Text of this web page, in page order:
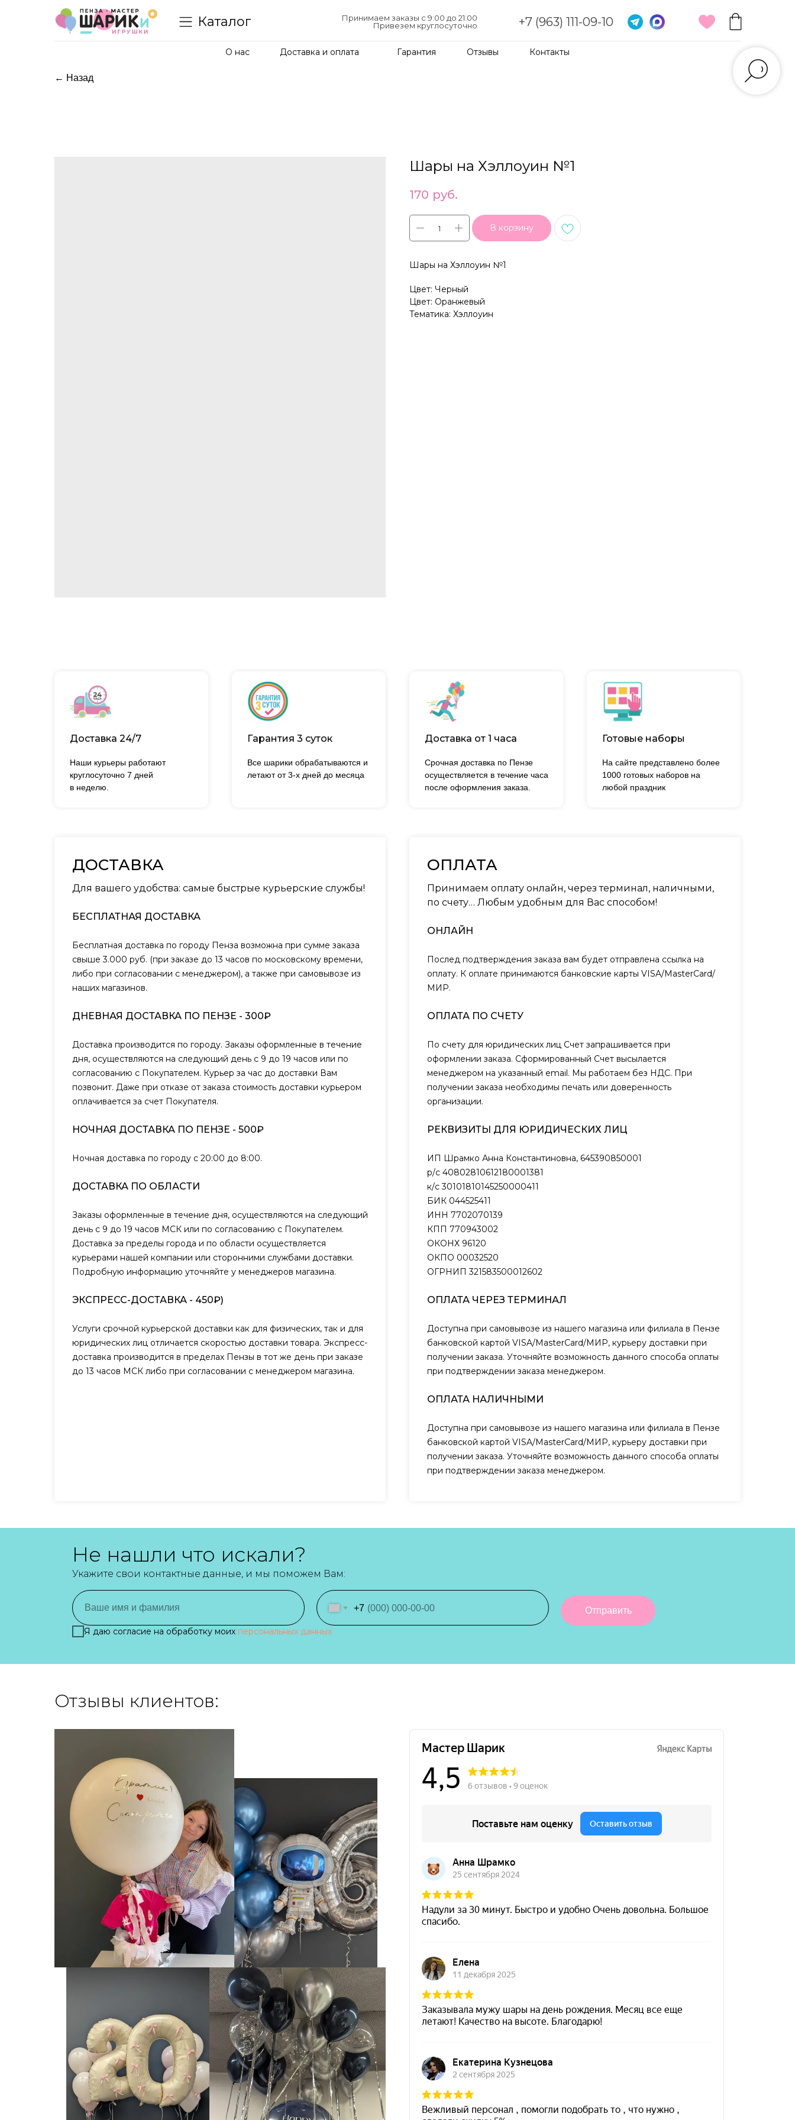
+7 (963) 111-09-10
Принимаем заказы с 9:00 до 21:00
Привезем круглосуточно
Каталог
Доставка и оплата Гарантия Отзывы Контакты
О нас
← Назад
Шары на Хэллоуин №1
170 руб.
В корзину
Шары на Хэллоуин №1
Цвет: Черный
Цвет: Оранжевый
Тематика: Хэллоуин
Доставка 24/7
Все шарики обрабатываются и
летают от 3-х дней до месяца
Срочная доставка по Пензе
осуществляется в течение часа
после оформления заказа.
Наши курьеры работают
круглосуточно 7 дней
в неделю.
Гарантия 3 суток Доставка от 1 часа
На сайте представлено более
1000 готовых наборов на
любой праздник
Готовые наборы
ДОСТАВКА
Для вашего удобства: самые быстрые курьерские службы!
БЕСПЛАТНАЯ ДОСТАВКА
Бесплатная доставка по городу Пенза возможна при сумме заказа
свыше 3.000 руб. (при заказе до 13 часов по московскому времени,
либо при согласовании с менеджером), а также при самовывозе из
наших магазинов.
ДНЕВНАЯ ДОСТАВКА ПО ПЕНЗЕ - 300₽
Доставка производится по городу. Заказы оформленные в течение
дня, осуществляются на следующий день с 9 до 19 часов или по
согласованию с Покупателем. Курьер за час до доставки Вам
позвонит. Даже при отказе от заказа стоимость доставки курьером
оплачивается за счет Покупателя.
НОЧНАЯ ДОСТАВКА ПО ПЕНЗЕ - 500₽
Ночная доставка по городу с 20:00 до 8:00.
ДОСТАВКА ПО ОБЛАСТИ
Заказы оформленные в течение дня, осуществляются на следующий
день с 9 до 19 часов МСК или по согласованию с Покупателем.
Доставка за пределы города и по области осуществляется
курьерами нашей компании или сторонними службами доставки.
Подробную информацию уточняйте у менеджеров магазина.
ЭКСПРЕСС-ДОСТАВКА - 450₽)
Услуги срочной курьерской доставки как для физических, так и для
юридических лиц отличается скоростью доставки товара. Экспресс-
доставка производится в пределах Пензы в тот же день при заказе
до 13 часов МСК либо при согласовании с менеджером магазина.
ОПЛАТА
Принимаем оплату онлайн, через терминал, наличными,
по счету… Любым удобным для Вас способом!
ОНЛАЙН
Послед подтверждения заказа вам будет отправлена ссылка на
оплату. К оплате принимаются банковские карты VISA/MasterCard/
МИР.
ОПЛАТА ПО СЧЕТУ
По счету для юридических лиц Счет запрашивается при
оформлении заказа. Сформированный Счет высылается
менеджером на указанный email. Мы работаем без НДС. При
получении заказа необходимы печать или доверенность
организации.
РЕКВИЗИТЫ ДЛЯ ЮРИДИЧЕСКИХ ЛИЦ
ИП Шрамко Анна Константиновна, 645390850001
р/с 40802810612180001381
к/с 30101810145250000411
БИК 044525411
ИНН 7702070139
КПП 770943002
ОКОНХ 96120
ОКПО 00032520
ОГРНИП 321583500012602
ОПЛАТА ЧЕРЕЗ ТЕРМИНАЛ
Доступна при самовывозе из нашего магазина или филиала в Пензе
банковской картой VISA/MasterCard/МИР, курьеру доставки при
получении заказа. Уточняйте возможность данного способа оплаты
при подтверждении заказа менеджером.
ОПЛАТА НАЛИЧНЫМИ
Доступна при самовывозе из нашего магазина или филиала в Пензе
банковской картой VISA/MasterCard/МИР, курьеру доставки при
получении заказа. Уточняйте возможность данного способа оплаты
при подтверждении заказа менеджером.
+7
Я даю согласие на обработку моих персональных данных
Отправить
Не нашли что искали?
Укажите свои контактные данные, и мы поможем Вам:
Отзывы клиентов: